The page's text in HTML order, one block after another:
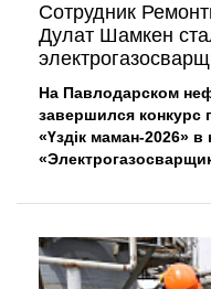
Сотрудник
Дулат Шамкен
На Павлодарском
завершился конкурс
«Үздік маман-2026»